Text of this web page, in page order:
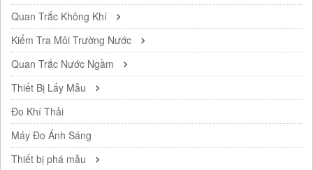
Quan Trắc Không Khí
Kiểm Tra Môi Trường Nước
Quan Trắc Nước Ngầm
Thiết Bị Lấy Mẫu
Đo Khí Thải
Máy Đo Ánh Sáng
Thiết bị phá mẫu